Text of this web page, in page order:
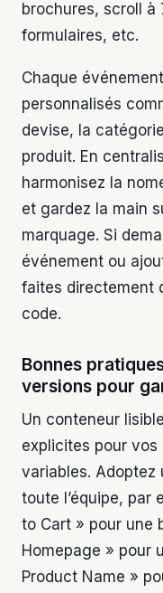
brochures, scroll à
formulaires, etc.
Chaque
personnalisés
devise, la
produit. En
harmonisez la
et gardez la main
marquage. Si
événement ou
faites directement
code.
Bonnes
versions pour
Un conteneur
explicites pour
variables.
toute l’équipe, par
to Cart » pour une
Homepage » pour
Product Name »